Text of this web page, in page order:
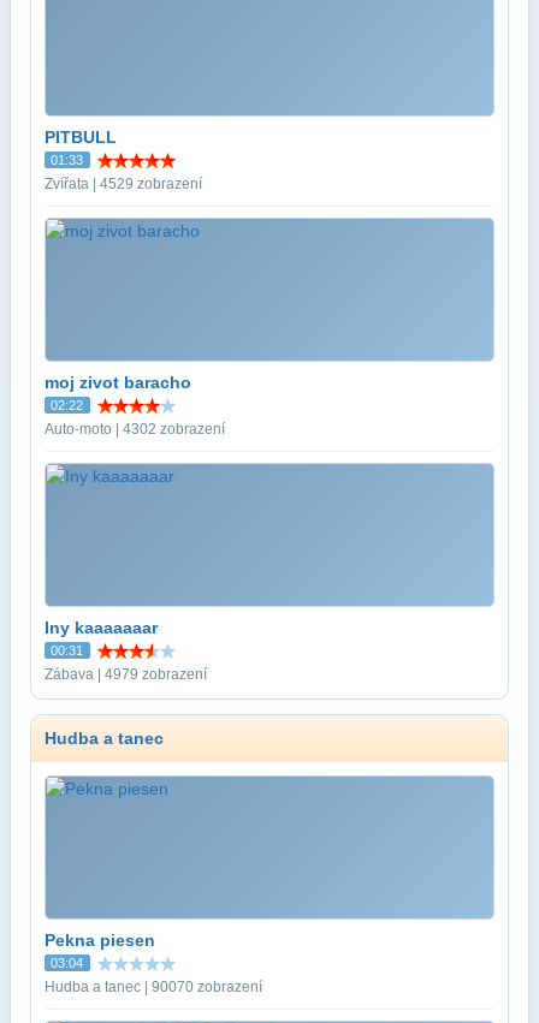
PITBULL
01:33
Zvířata | 4529 zobrazení
moj zivot baracho
02:22
Auto-moto | 4302 zobrazení
Iny kaaaaaaar
00:31
Zábava | 4979 zobrazení
Hudba a tanec
Pekna piesen
03:04
Hudba a tanec | 90070 zobrazení